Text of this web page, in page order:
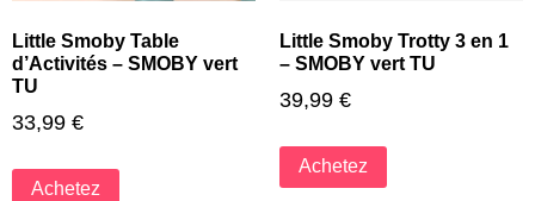
Little Smoby Table
d’Activités – SMOBY vert
TU
33,99 €
Achetez
Little Smoby Trotty 3 en 1
– SMOBY vert TU
39,99 €
Achetez